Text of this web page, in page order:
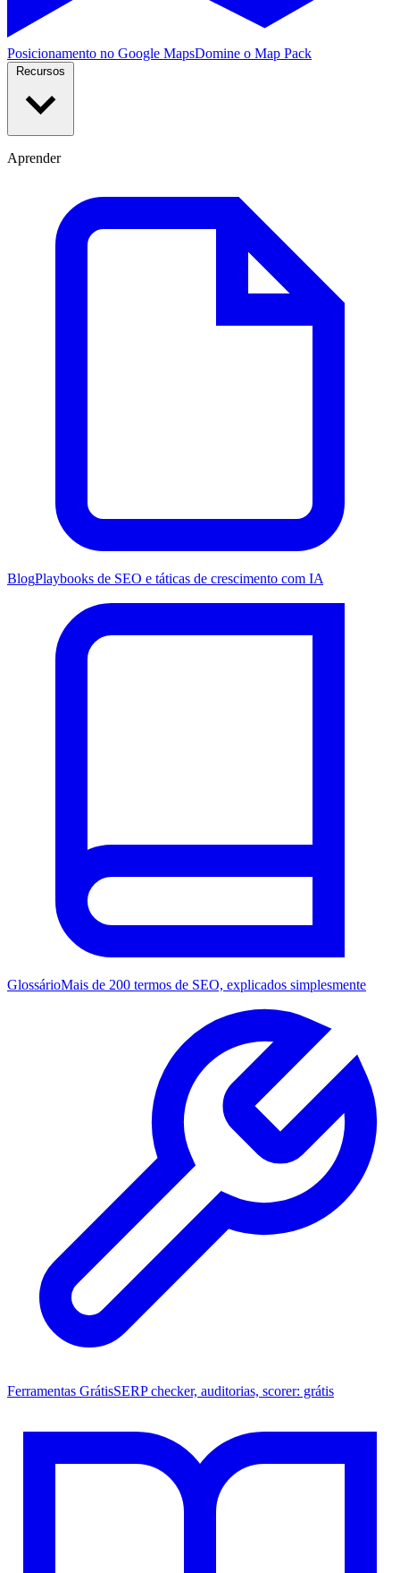
Posicionamento no Google MapsDomine o Map Pack
Aprender
BlogPlaybooks de SEO e táticas de crescimento com IA
GlossárioMais de 200 termos de SEO, explicados simplesmente
Ferramentas GrátisSERP checker, auditorias, scorer: grátis